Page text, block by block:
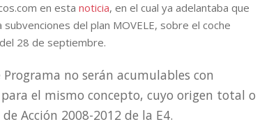
en esta noticia, en el cual ya adelantaba que
del plan MOVELE, sobre el coche
28 de septiembre.
no serán acumulables con
el mismo concepto, cuyo origen total o
Acción 2008-2012 de la E4.